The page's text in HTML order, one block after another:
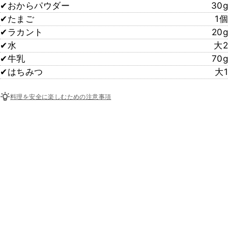
✔︎おからパウダー
30g
✔︎たまご
1個
✔︎ラカント
20g
✔︎水
大2
✔︎牛乳
70g
✔︎はちみつ
大1
料理を安全に楽しむための注意事項